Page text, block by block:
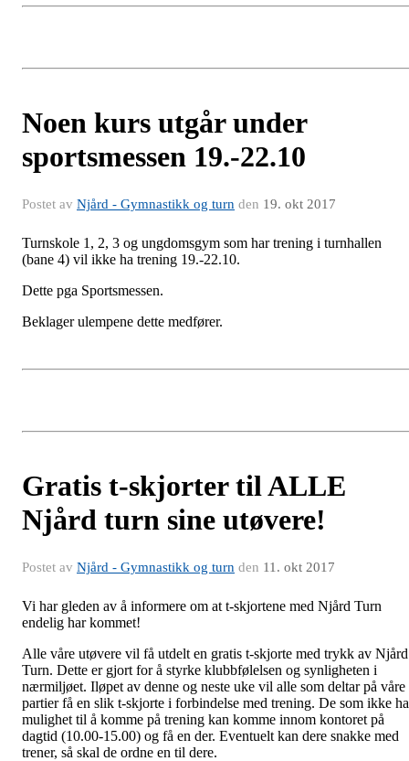
Noen kurs utgår under
sportsmessen 19.-22.10
Postet av Njård - Gymnastikk og turn den 19. okt 2017
Turnskole 1, 2, 3 og ungdomsgym som har trening i turnhallen
(bane 4) vil ikke ha trening 19.-22.10.
Dette pga Sportsmessen.
Beklager ulempene dette medfører.
Gratis t-skjorter til ALLE
Njård turn sine utøvere!
Postet av Njård - Gymnastikk og turn den 11. okt 2017
Vi har gleden av å informere om at t-skjortene med Njård Turn
endelig har kommet!
Alle våre utøvere vil få utdelt en gratis t-skjorte med trykk av Njård
Turn. Dette er gjort for å styrke klubbfølelsen og synligheten i
nærmiljøet. Iløpet av denne og neste uke vil alle som deltar på våre
partier få en slik t-skjorte i forbindelse med trening. De som ikke
mulighet til å komme på trening kan komme innom kontoret på
dagtid (10.00-15.00) og få en der. Eventuelt kan dere snakke med
trener, så skal de ordne en til dere.